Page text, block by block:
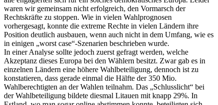
waren wir gemeinsam nicht erfolgreich, den Vormarsch der
Rechtskräfte zu stoppen. Wie in vielen Wahlprognosen
vorhergesagt, konnte die extreme Rechte in vielen Ländern ihre
Position deutlich ausbauen, wenn auch nicht in dem Umfang, wie es
in einigen „worst case“-Szenarien beschrieben wurde.
In einer Analyse sollte jedoch zuerst gefragt werden, welche
Akzeptanz dieses Europa bei den Wählern besitzt. Zwar gab es in
einzelnen Ländern eine höhere Wahlbeteiligung, dennoch ist zu
konstatieren, dass gerade einmal die Hälfte der 350 Mio.
Wahlberechtigten an der Wahlen teilnahm. Das „Schlusslicht“ bei
der Wahlbeteiligung bildete diesmal Litauen mit knapp 29%. In